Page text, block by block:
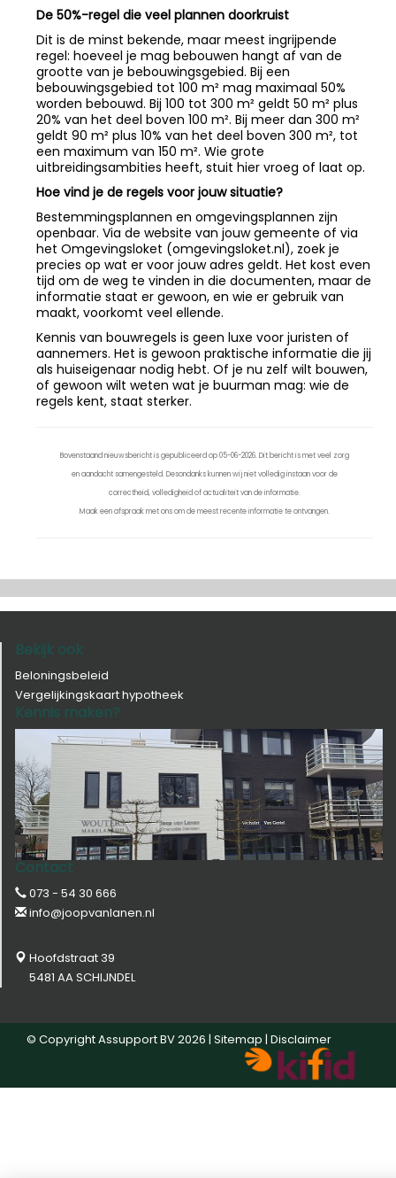
De 50%-regel die veel plannen doorkruist
Dit is de minst bekende, maar meest ingrijpende
regel: hoeveel je mag bebouwen hangt af van de
grootte van je bebouwingsgebied. Bij een
bebouwingsgebied tot 100 m² mag maximaal 50%
worden bebouwd. Bij 100 tot 300 m² geldt 50 m² plus
20% van het deel boven 100 m². Bij meer dan 300 m²
geldt 90 m² plus 10% van het deel boven 300 m², tot
een maximum van 150 m². Wie grote
uitbreidingsambities heeft, stuit hier vroeg of laat op.
Hoe vind je de regels voor jouw situatie?
Bestemmingsplannen en omgevingsplannen zijn
openbaar. Via de website van jouw gemeente of via
het Omgevingsloket (omgevingsloket.nl), zoek je
precies op wat er voor jouw adres geldt. Het kost even
tijd om de weg te vinden in die documenten, maar de
informatie staat er gewoon, en wie er gebruik van
maakt, voorkomt veel ellende.
Kennis van bouwregels is geen luxe voor juristen of
aannemers. Het is gewoon praktische informatie die jij
als huiseigenaar nodig hebt. Of je nu zelf wilt bouwen,
of gewoon wilt weten wat je buurman mag: wie de
regels kent, staat sterker.
Bovenstaand nieuwsbericht is gepubliceerd op 05-06-2026. Dit bericht is met veel zorg
en aandacht samengesteld. Desondanks kunnen wij niet volledig instaan voor de
correctheid, volledigheid of actualiteit van de informatie.
Maak een afspraak met ons om de meest recente informatie te ontvangen.
Bekijk ook
Beloningsbeleid
Vergelijkingskaart hypotheek
Kennis maken?
Contact
073 - 54 30 666
info@joopvanlanen.nl
Hoofdstraat 39
5481 AA SCHIJNDEL
© CopyrightAssupport BV2026 | Sitemap | Disclaimer